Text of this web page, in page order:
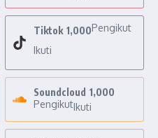
Tiktok 1,000Pengikut
Ikuti
Soundcloud 1,000
PengikutIkuti